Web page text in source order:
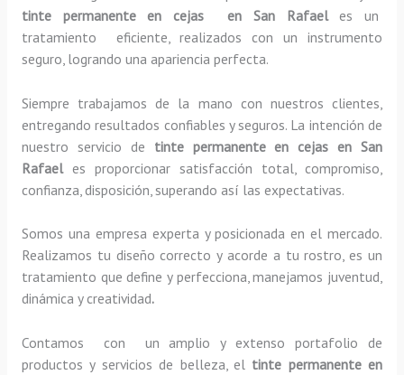
tinte permanente en cejas en San Rafaeles un
tratamiento eficiente, realizados con un instrumento
seguro, logrando una apariencia perfecta.
Siempre trabajamos de la mano con nuestros clientes,
entregando resultados confiables y seguros. La intención de
nuestro servicio de tinte permanente en cejas en San
Rafael es proporcionar satisfacción total, compromiso,
confianza, disposición, superando así las expectativas.
Somos una empresa experta y posicionada en el mercado.
Realizamos tu diseño correcto y acorde a tu rostro, es un
tratamiento que define y perfecciona, manejamos juventud,
dinámica y creatividad.
Contamos con un amplio y extenso portafolio de
productos y servicios de belleza, el tinte permanente en